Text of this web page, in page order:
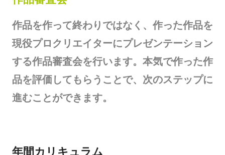
作品を作って終わりではなく、作った作品を
現役プロクリエイターにプレゼンテーション
する作品審査会を行います。本気で作った作
品を評価してもらうことで、次のステップに
進むことができます。
年間カリキュラム